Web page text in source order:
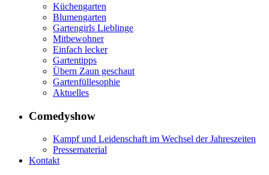
Küchengarten
Blumengarten
Gartengirls Lieblinge
Mitbewohner
Einfach lecker
Gartentipps
Übern Zaun geschaut
Gartenfüllesophie
Aktuelles
Comedyshow
Kampf und Leidenschaft im Wechsel der Jahreszeiten
Pressematerial
Kontakt